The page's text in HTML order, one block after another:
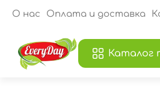
О нас Оплата и доставка
Каталог